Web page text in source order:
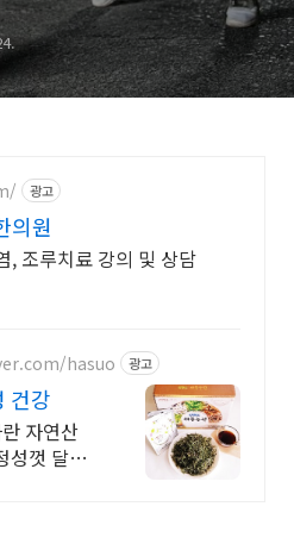
광고
의원
, 조루치료 강의 및 상담
hasuo 광고
건강
자연산
성껏 달여